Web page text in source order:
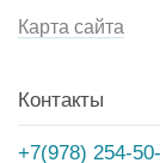
Карта сайта
Контакты
+7(978) 254-50-